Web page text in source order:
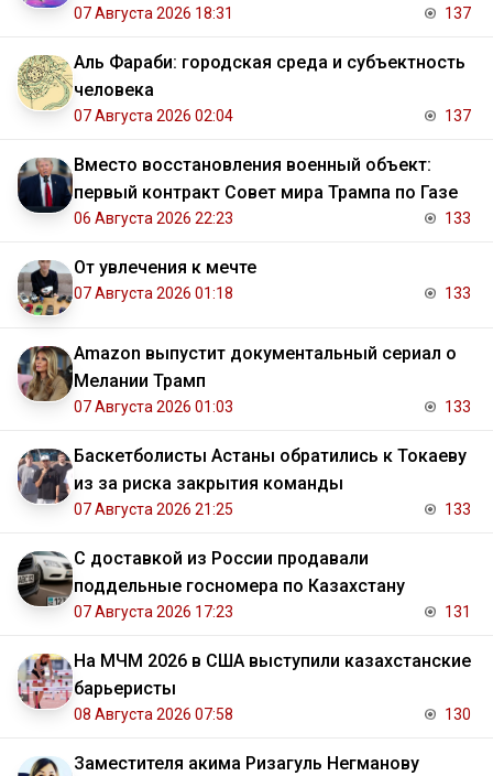
07 Августа 2026 18:31 137
Аль Фараби: городская среда и субъектность
человека
07 Августа 2026 02:04 137
Вместо восстановления военный объект:
первый контракт Совет мира Трампа по Газе
06 Августа 2026 22:23 133
От увлечения к мечте
07 Августа 2026 01:18 133
Amazon выпустит документальный сериал о
Мелании Трамп
07 Августа 2026 01:03 133
Баскетболисты Астаны обратились к Токаеву
из за риска закрытия команды
07 Августа 2026 21:25 133
С доставкой из России продавали
поддельные госномера по Казахстану
07 Августа 2026 17:23 131
На МЧМ 2026 в США выступили казахстанские
барьеристы
08 Августа 2026 07:58 130
Заместителя акима Ризагуль Негманову